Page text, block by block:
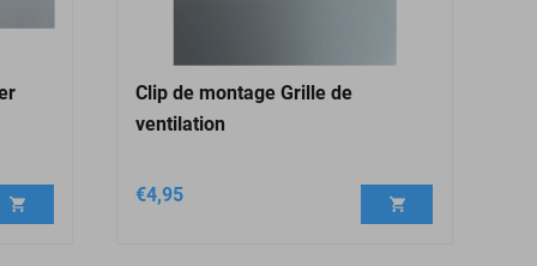
Clip de montage Grille de
ventilation
€4,95